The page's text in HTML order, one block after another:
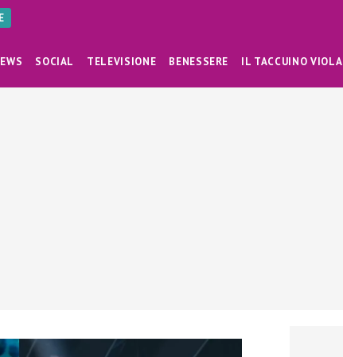
SOCIAL TELEVISIONE BENESSERE IL TACCUINO VIOLA